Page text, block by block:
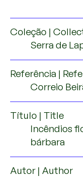
OUTPUTS
ORAL PAPERS
NEWS
MEDIA
Coleção |
Serra de
Referência |
Correio
Título | Title
Incêndios
bárbara
Autor | Author